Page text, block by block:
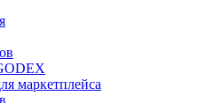
маркетплейса